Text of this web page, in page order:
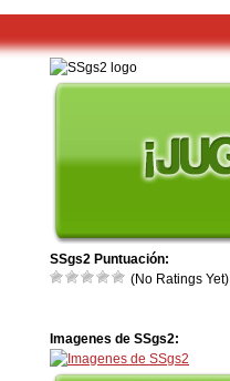
SSgs2 Puntuación:
(No Ratings Yet)
Imagenes de SSgs2: